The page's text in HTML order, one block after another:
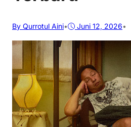
By Qurrotul Aini• Juni 12, 2026•